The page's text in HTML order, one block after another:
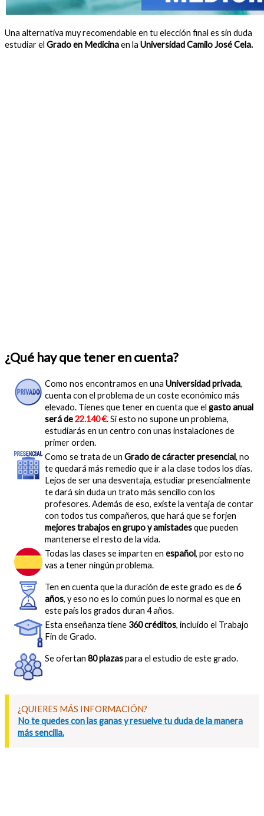
Una alternativa muy recomendable en tu elección final es sin duda
estudiar el Grado en Medicinaen la Universidad Camilo José Cela.
¿Qué hay que tener en cuenta?
Como nos encontramos en una Universidad privada,
cuenta con el problema de un coste económico más
elevado. Tienes que tener en cuenta que el gasto anual
será de22.140 €. Si esto no supone un problema,
estudiarás en un centro con unas instalaciones de
primer orden.
Como se trata de un Grado de cáracter presencial, no
te quedará más remedio que ir a la clase todos los días.
Lejos de ser una desventaja, estudiar presencialmente
te dará sin duda un trato más sencillo con los
profesores. Además de eso, existe la ventaja de contar
con todos tus compañeros, que hará que se forjen
mejores trabajos en grupo y amistadesque pueden
mantenerse el resto de la vida.
Todas las clases se imparten en español, por esto no
vas a tener ningún problema.
Ten en cuenta que la duración de este grado es de6
años, y eso no es lo común pues lo normal es que en
este país los grados duran 4 años.
Esta enseñanza tiene 360 créditos, incluido el Trabajo
Fin de Grado.
Se ofertan 80 plazaspara el estudio de este grado.
¿QUIERES MÁS INFORMACIÓN?
No te quedes con las ganas y resuelve tu duda de la manera
más sencilla.